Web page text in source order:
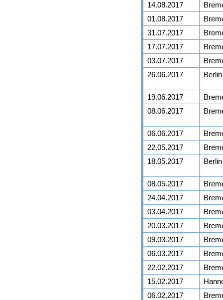
14.08.2017
01.08.2017
31.07.2017
17.07.2017
03.07.2017
26.06.2017
Berlin
19.06.2017
08.06.2017
06.06.2017
22.05.2017
18.05.2017
Berlin
08.05.2017
24.04.2017
03.04.2017
20.03.2017
09.03.2017
06.03.2017
22.02.2017
15.02.2017
06.02.2017